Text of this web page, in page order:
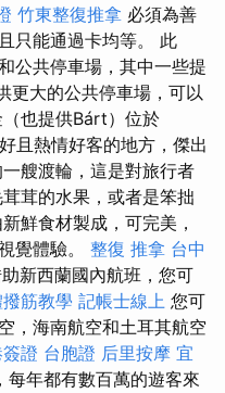
竹東整復推拿 必須為善
只能通過卡均等。 此
公共停車場，其中一些提
更大的公共停車場，可以
也提供Bárt）位於
且熱情好客的地方，傑出
艘渡輪，這是對旅行者
茸的水果，或者是笨拙
鮮食材製成，可完美，
覺體驗。 整復 推拿 台中
新西蘭國內航班，您可
筋教學 記帳士線上 您可
，海南航空和土耳其航空
證 台胞證 后里按摩 宜
每年都有數百萬的遊客來